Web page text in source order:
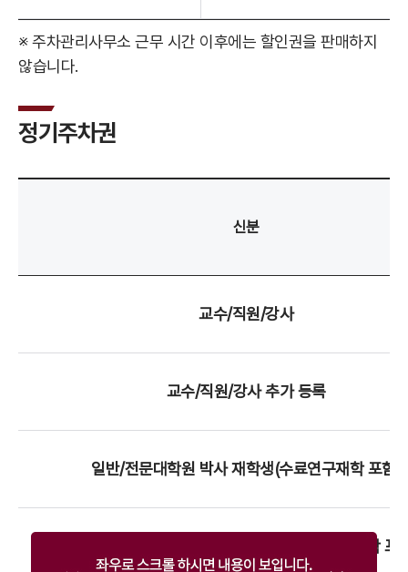
※ 주차관리사무소 근무 시간 이후에는 할인권을 판매하지
않습니다.
정기주차권
신분
교수/직원/강사
교수/직원/강사 추가 등록
일반/전문대학원 박사 재학생(수료연구재학 포함)
일반/전문/특수대학원 석사 재학생(수료연구재학 포